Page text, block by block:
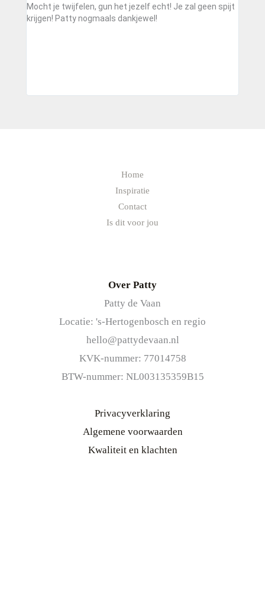
Mocht je twijfelen, gun het jezelf echt! Je zal geen spijt
krijgen! Patty nogmaals dankjewel!
Home
Inspiratie
Contact
Is dit voor jou
Over Patty
Patty de Vaan
Locatie: 's-Hertogenbosch en regio
hello@pattydevaan.nl
KVK-nummer: 77014758
BTW-nummer: NL003135359B15
Privacyverklaring
Algemene voorwaarden
Kwaliteit en klachten